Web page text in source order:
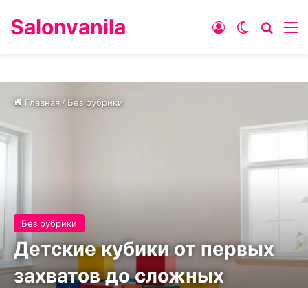
Salonvanila Switch skin
Войти
Главная /Без рубрики
Без рубрики
Детские кубики от первых
захватов до сложных